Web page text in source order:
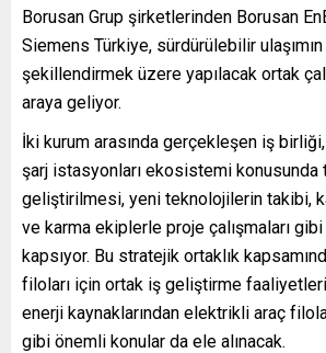
Borusan Grup şirketlerinden Borusan
Siemens Türkiye, sürdürülebilir
şekillendirmek üzere yapılacak ortak
araya geliyor.
İki kurum arasında gerçekleşen iş
şarj istasyonları ekosistemi
geliştirilmesi, yeni teknolojilerin takibi,
ve karma ekiplerle proje çalışmaları
kapsıyor. Bu stratejik ortaklık
filoları için ortak iş geliştirme
enerji kaynaklarından elektrikli araç
gibi önemli konular da ele alınacak.